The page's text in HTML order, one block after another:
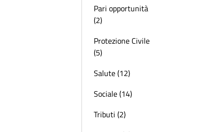
Pari opportunità
(2)
Protezione Civile
(5)
Salute (12)
Sociale (14)
Tributi (2)